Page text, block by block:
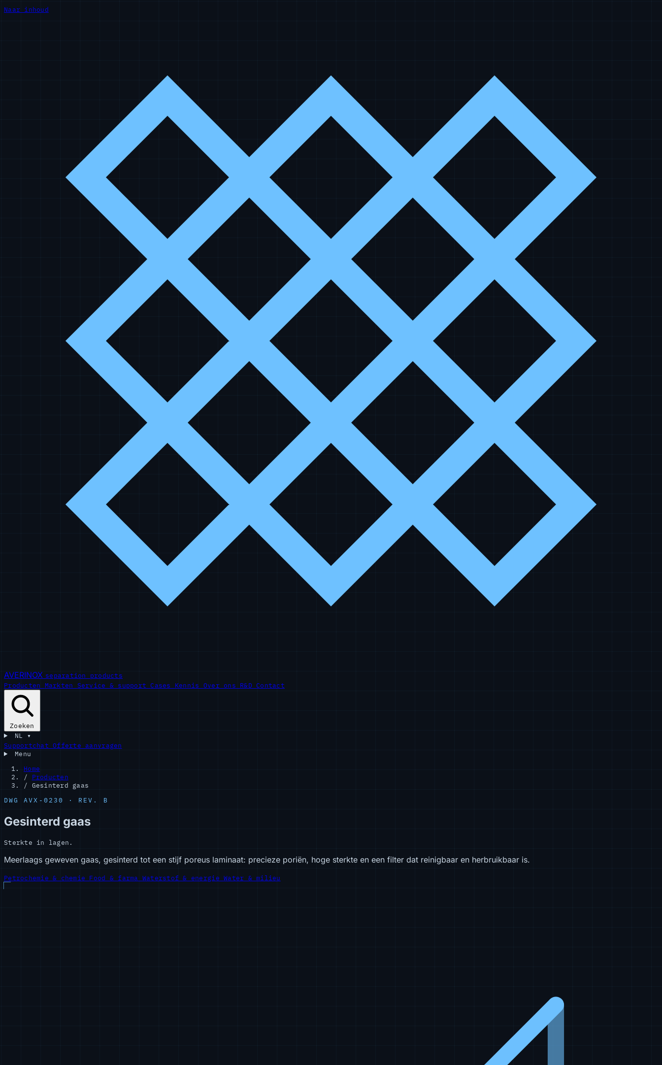
Naar inhoud
AVERINOX separation products
Producten Markten Service & support Cases Kennis Over ons R&D Contact
Zoeken
NL ▾
SupportchatOfferte aanvragen
Menu
Home
/
Producten
/ Gesinterd gaas
DWG AVX-0230 · REV. B
Gesinterd gaas
Sterkte in lagen.
Meerlaags geweven gaas, gesinterd tot een stijf poreus laminaat: precieze poriën, hoge sterkte en een filter dat reinigbaar en herbruikbaar is.
Petrochemie & chemie Food & farma Waterstof & energieWater & milieu